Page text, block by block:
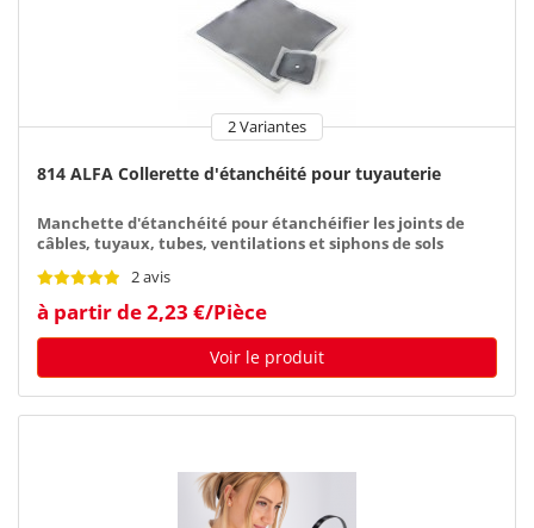
2 Variantes
814 ALFA Collerette d'étanchéité pour tuyauterie
Manchette d'étanchéité pour étanchéifier les joints de
câbles, tuyaux, tubes, ventilations et siphons de sols
2 avis
à partir de 2,23 €/Pièce
Voir le produit